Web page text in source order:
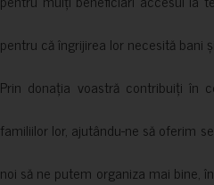
pentru că îngrijirea lor necesită bani
Prin donația voastră contribuiți în
familiilor lor, ajutându-ne să oferim
noi să ne putem organiza mai bine,